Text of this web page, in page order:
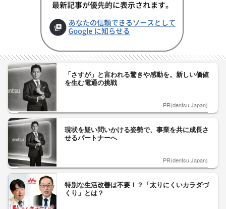
「さすが」と言われる驚きや感動を。新しい価値
を生む電通の挑戦
PR(dentsu Japan)
現状を疑い問いかける姿勢で、事業を共に成長さ
せるパートナーへ
PR(dentsu Japan)
特別な生活改善は不要！？「太りにくいカラダづ
くり」とは？